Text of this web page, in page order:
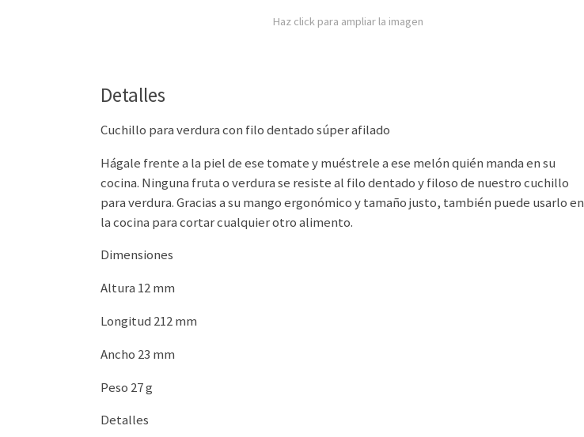
Haz click para ampliar la imagen
Detalles
Cuchillo para verdura con filo dentado súper afilado
Hágale frente a la piel de ese tomate y muéstrele a ese melón quién manda en su
cocina. Ninguna fruta o verdura se resiste al filo dentado y filoso de nuestro cuchillo
para verdura. Gracias a su mango ergonómico y tamaño justo, también puede usarlo en
la cocina para cortar cualquier otro alimento.
Dimensiones
Altura 12 mm
Longitud 212 mm
Ancho 23 mm
Peso 27 g
Detalles